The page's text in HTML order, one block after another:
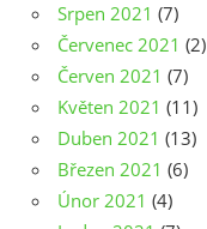
Srpen 2021 (7)
Červenec 2021 (2)
Červen 2021 (7)
Květen 2021 (11)
Duben 2021 (13)
Březen 2021 (6)
Únor 2021 (4)